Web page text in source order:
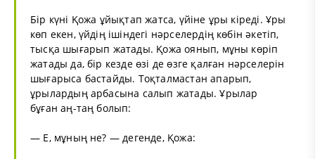
Бір күні Қожа ұйықтап жатса, үйіне ұры кіреді. Ұры
көп екен, үйдің ішіндегі нәрселердің көбін әкетіп,
тысқа шығарып жатады. Қожа оянып, мұны көріп
жатады да, бір кезде өзі де өзге қалған нәрселерін
шығарыса бастайды. Тоқталмастан апарып,
ұрылардың арбасына салып жатады. Ұрылар
бұған аң-таң болып:
— Е, мұның не? — дегенде, Қожа: